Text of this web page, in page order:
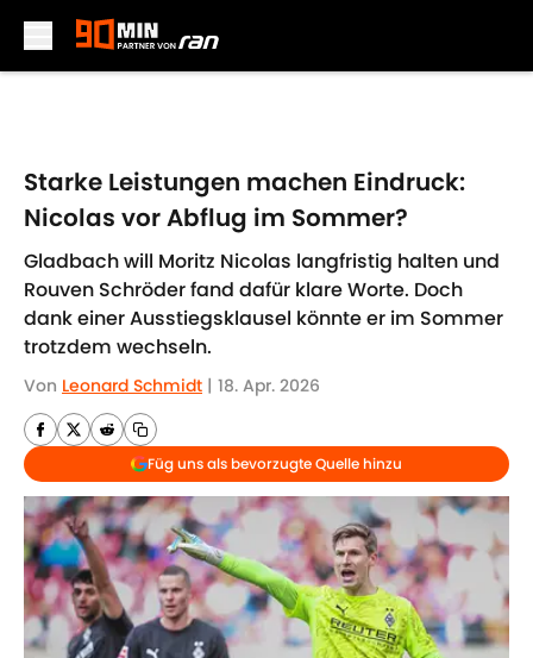
Starke Leistungen machen Eindruck:
Nicolas vor Abflug im Sommer?
Gladbach will Moritz Nicolas langfristig halten und
Rouven Schröder fand dafür klare Worte. Doch
dank einer Ausstiegsklausel könnte er im Sommer
trotzdem wechseln.
Von Leonard Schmidt | 18. Apr. 2026
Füg uns als bevorzugte Quelle hinzu